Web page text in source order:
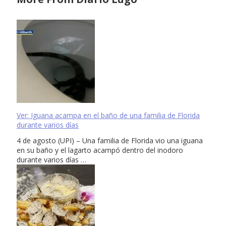
Ver: Iguana acampa en el baño de una familia de Florida
durante varios días
4 de agosto (UPI) – Una familia de Florida vio una iguana
en su baño y el lagarto acampó dentro del inodoro
durante varios días …